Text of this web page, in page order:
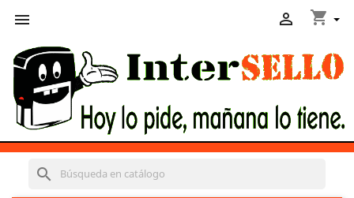
 shopping_cart

search